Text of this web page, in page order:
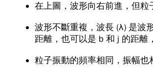
在上圖，波形向右前進，但粒
波形不斷重複，波長 (λ) 是波
距離，也可以是 b 和 j 的距離
粒子振動的頻率相同，振幅